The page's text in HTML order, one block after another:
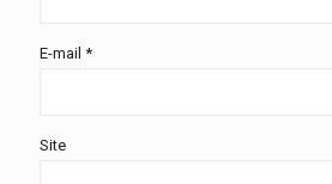
E-mail *
Site